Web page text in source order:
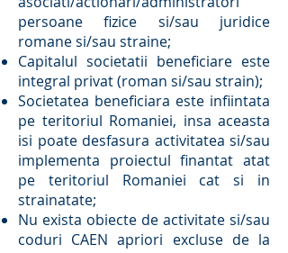
persoane fizice si/sau juridice
romane si/sau straine;
Capitalul societatii beneficiare este
integral privat (roman si/sau strain);
Societatea beneficiara este infiintata
pe teritoriul Romaniei, insa aceasta
isi poate desfasura activitatea si/sau
implementa proiectul finantat atat
pe teritoriul Romaniei cat si in
strainatate;
Nu exista obiecte de activitate si/sau
coduri CAEN apriori excluse de la